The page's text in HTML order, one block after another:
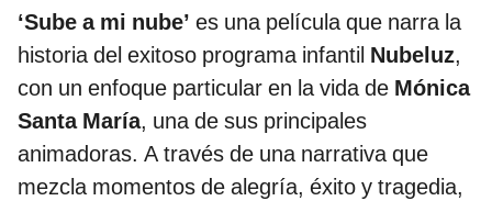
‘Sube a mi nube’ es una película que narra la
historia del exitoso programa infantil Nubeluz,
con un enfoque particular en la vida de Mónica
Santa María, una de sus principales
animadoras. A través de una narrativa que
mezcla momentos de alegría, éxito y tragedia,